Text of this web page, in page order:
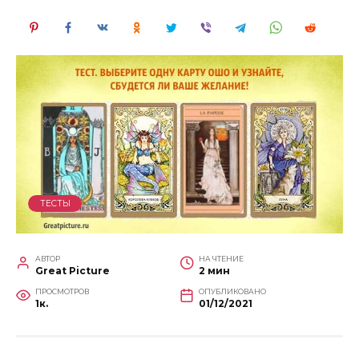
ТЕСТЫ
АВТОР
Great Picture
НА ЧТЕНИЕ
2 мин
ПРОСМОТРОВ
1к.
ОПУБЛИКОВАНО
01/12/2021